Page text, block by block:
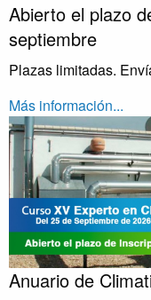
Abierto el plazo
septiembre
Plazas limitadas.
Más información...
Anuario de